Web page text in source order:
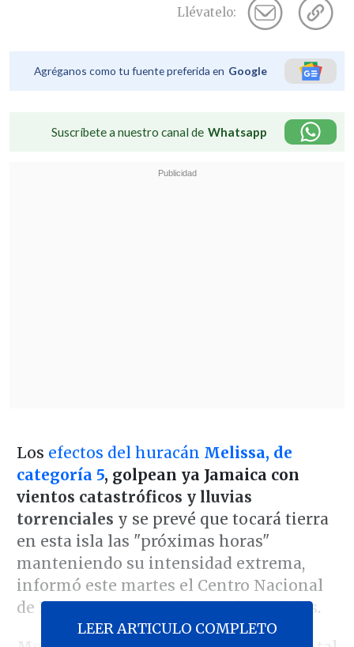
Llévatelo:
Agréganos como tu fuente preferida en Google
Suscríbete a nuestro canal de Whatsapp
Los efectos del huracán Melissa, de
categoría 5, golpean ya Jamaica con
vientos catastróficos y lluvias
torrenciales y se prevé que tocará tierra
en esta isla las "próximas horas"
manteniendo su intensidad extrema,
informó este martes el Centro Nacional
de Huracanes (NHC) de Estados Unidos.
LEER ARTICULO COMPLETO